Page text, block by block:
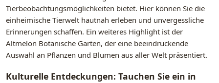
Tierbeobachtungsmöglichkeiten bietet. Hier können Sie die
einheimische Tierwelt hautnah erleben und unvergessliche
Erinnerungen schaffen. Ein weiteres Highlight ist der
Altmelon Botanische Garten, der eine beeindruckende
Auswahl an Pflanzen und Blumen aus aller Welt präsentiert.
Kulturelle Entdeckungen: Tauchen Sie ein in